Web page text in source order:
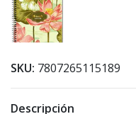
SKU: 7807265115189
Descripción